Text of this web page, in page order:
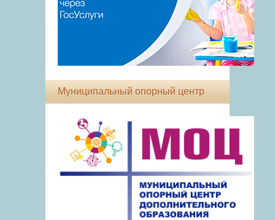
Муниципальный опорный центр